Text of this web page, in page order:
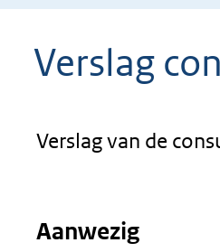
website
worden
Verslag
Verslag van de
Aanwezig